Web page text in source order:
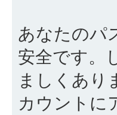
あなたのパ
安全です。
ましくあり
カウントに